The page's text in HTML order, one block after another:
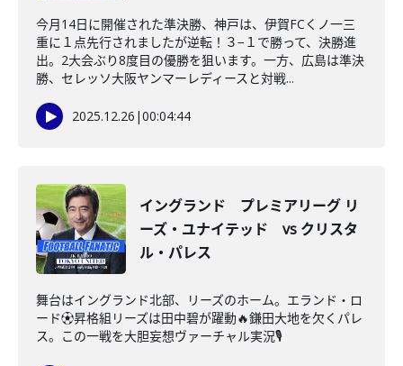
今月14日に開催された準決勝、神戸は、伊賀FCくノ一三
重に１点先行されましたが逆転！３−１で勝って、決勝進
出。2大会ぶり8度目の優勝を狙います。一方、広島は準決
勝、セレッソ大阪ヤンマーレディースと対戦...
2025.12.26 |00:04:44
イングランド プレミアリーグ リ
ーズ・ユナイテッド vs クリスタ
ル・パレス
舞台はイングランド北部、リーズのホーム。エランド・ロ
ード⚽️昇格組リーズは田中碧が躍動🔥鎌田大地を欠くパレ
ス。この一戦を大胆妄想ヴァーチャル実況🎙️